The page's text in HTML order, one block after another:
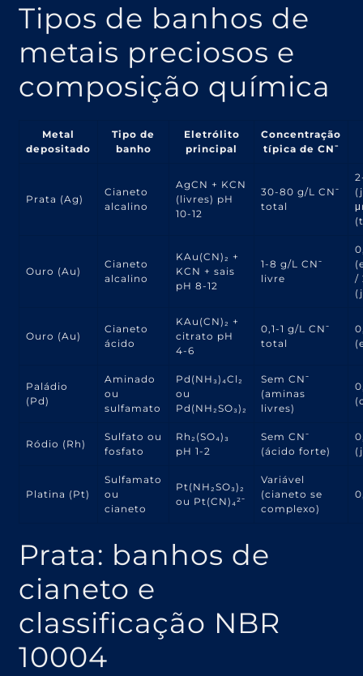
Tipos de banhos de
metais preciosos e
composição química
Metal
depositado
Tipo de
banho
Eletrólito
principal
Concentração
típica de CN⁻
Prata (Ag)
Cianeto
alcalino
AgCN + KCN
(livres) pH
10-12
30-80 g/L CN⁻
total
Ouro (Au)
Cianeto
alcalino
KAu(CN)₂ +
KCN + sais
pH 8-12
1-8 g/L CN⁻
livre
/
Ouro (Au)
Cianeto
ácido
KAu(CN)₂ +
citrato pH
4-6
0,1-1 g/L CN⁻
total
Paládio
(Pd)
Aminado
ou
sulfamato
Pd(NH₃)₄Cl₂
ou
Pd(NH₂SO₃)₂
Sem CN⁻
(aminas
livres)
Ródio (Rh)
Sulfato ou
fosfato
Rh₂(SO₄)₃
pH 1-2
Sem CN⁻
(ácido forte)
Platina (Pt)
Sulfamato
ou
cianeto
Pt(NH₂SO₃)₂
ou Pt(CN)₄²⁻
Variável
(cianeto se
complexo)
Prata: banhos de
cianeto e
classificação NBR
10004